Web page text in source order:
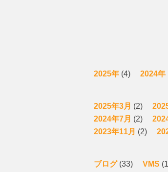
2025年 (4) 2024年
2025年3月 (2)
2024年7月 (2)
2023年11月 (2)
ブログ(33) VMS